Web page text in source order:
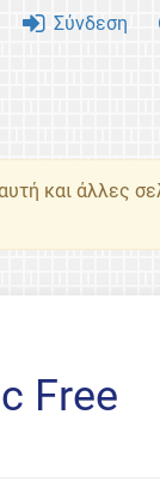
Σύνδεση
και άλλες
Free